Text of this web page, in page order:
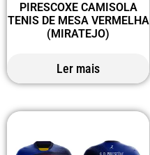
PIRESCOXE CAMISOLA
TENIS DE MESA VERMELHA
(MIRATEJO)
Ler mais